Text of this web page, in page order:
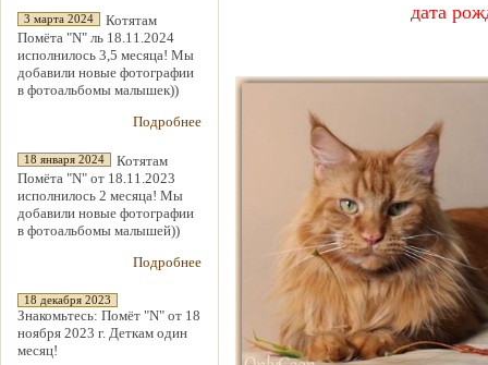
3 марта 2024
Котятам
Помёта "N" ль 18.11.2024
исполнилось 3,5 месяца! Мы
добавили новые фотографии
в фотоальбомы малышек))
Подробнее
18 января 2024
Котятам
Помёта "N" от 18.11.2023
исполнилось 2 месяца! Мы
добавили новые фотографии
в фотоальбомы малышей))
Подробнее
18 декабря 2023
Знакомьтесь: Помёт "N" от 18
ноября 2023 г. Деткам один
месяц!
дата